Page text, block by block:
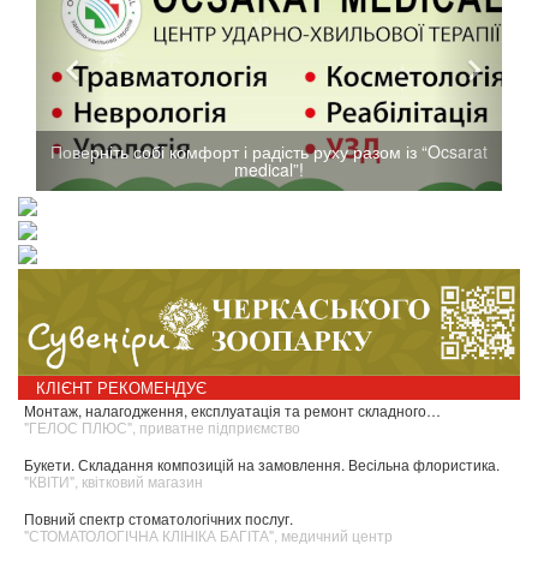
Поверніть собі комфорт і радість руху разом із “Ocsarat
medical”!
КЛІЄНТ РЕКОМЕНДУЄ
Монтаж, налагодження, експлуатація та ремонт складного…
"ГЕЛОС ПЛЮС", приватне підприємство
Букети. Складання композицій на замовлення. Весільна флористика.
"КВІТИ", квітковий магазин
Повний спектр стоматологічних послуг.
"СТОМАТОЛОГІЧНА КЛІНІКА БАГІТА", медичний центр